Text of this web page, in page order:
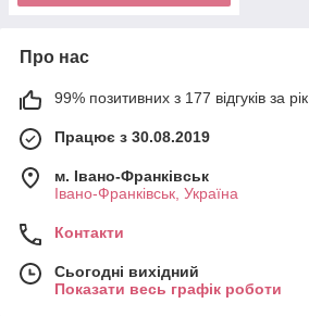
Про нас
99% позитивних з 177 відгуків за рік
Працює з 30.08.2019
м. Івано-Франківськ
Івано-Франківськ, Україна
Контакти
Сьогодні вихідний
Показати весь графік роботи